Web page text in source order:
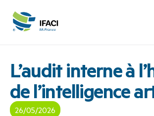
L’audit interne à
de l’intelligence
26/05/2026